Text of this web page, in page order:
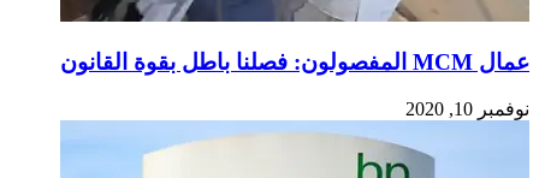
عمال MCM المفصولون: فصلنا باطل بقوة القانون
نوفمبر 10, 2020